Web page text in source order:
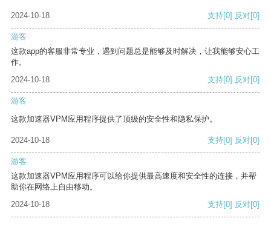
2024-10-18 支持[0] 反对[0]
游客
这款app的客服非常专业，遇到问题总是能够及时解决，让我能够安心工
作。
2024-10-18
支持[0] 反对[0]
游客
这款加速器VPM应用程序提供了顶级的安全性和隐私保护。
2024-10-18 支持[0] 反对[0]
游客
这款加速器VPM应用程序可以给你提供最高速度和安全性的连接，并帮
助你在网络上自由移动。
2024-10-18
支持[0] 反对[0]